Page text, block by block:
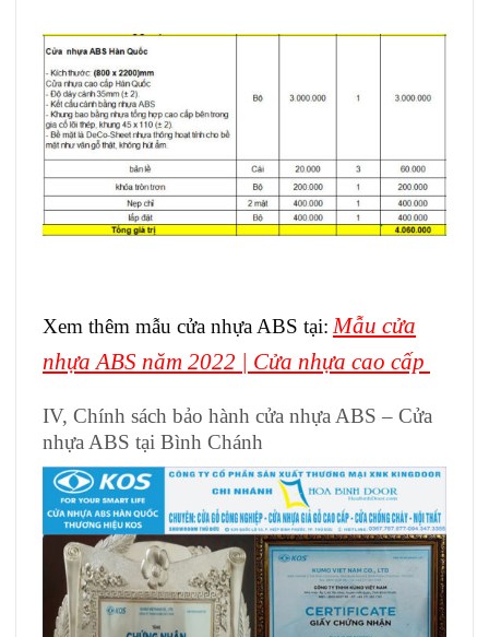
Xem thêm mẫu cửa nhựa ABS tại: Mẫu cửa
nhựa ABS năm 2022 | Cửa nhựa cao cấp
IV, Chính sách bảo hành cửa nhựa ABS – Cửa
nhựa ABS tại Bình Chánh